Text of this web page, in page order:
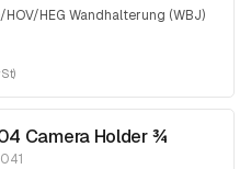
HEG Wandhalterung (WBJ)
Camera Holder ¾